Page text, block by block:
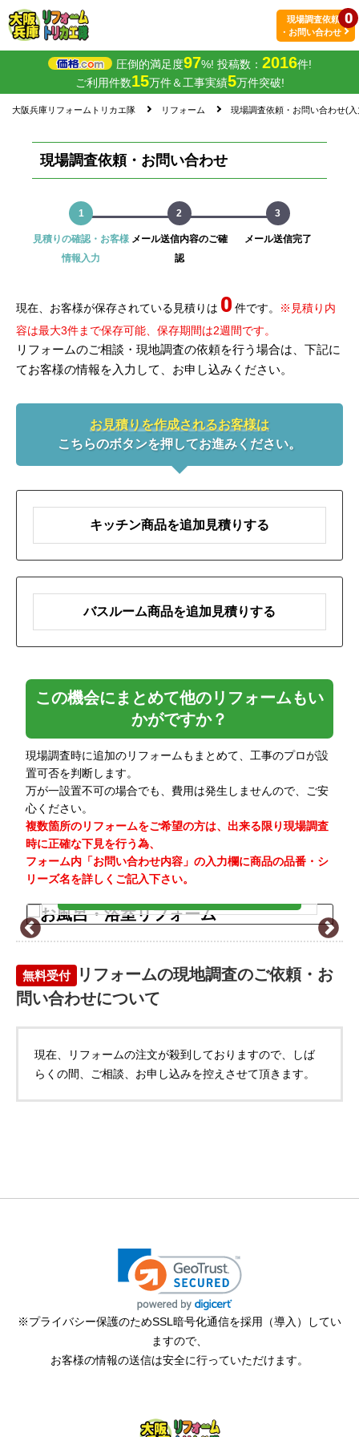
0
現場調査依頼
・お問い合わせ
圧倒的満足度97%! 投稿数： 2016件!
ご利用件数15万件＆工事実績5万件突破!
大阪兵庫リフォームトリカエ隊 リフォーム 現場調査依頼・お問い合わせ(
現場調査依頼・お問い合わせ
1
見積りの確認・お客様
情報入力
2
メール送信内容のご確
認
3
メール送信完了
現在、お客様が保存されている見積りは 0 件です。
※見積り内
容は最大3件まで保存可能、保存期間は2週間です。
リフォームのご相談・現地調査の依頼を行う場合は、下記に
てお客様の情報を入力して、お申し込みください。
お見積りを作成されるお客様は
こちらのボタンを押してお進みください。
キッチン商品を追加見積りする
バスルーム商品を追加見積りする
この機会にまとめて他のリフォームもい
かがですか？
現場調査時に追加のリフォームもまとめて、工事のプロが設
置可否を判断します。
万が一設置不可の場合でも、費用は発生しませんので、ご安
心ください。
複数箇所のリフォームをご希望の方は、出来る限り現場調査
時に正確な下見を行う為、
フォーム内「お問い合わせ内容」の入力欄に商品の品番・シ
リーズ名を詳しくご記入下さい。
お風呂・浴室
リフォーム
無料受付
リフォームの現地調査のご依頼・お
問い合わせについて
現在、リフォームの注文が殺到しておりますので、しば
らくの間、ご相談、お申し込みを控えさせて頂きます。
※プライバシー保護のためSSL暗号化通信を採用（導入）してい
ますので、
お客様の情報の送信は安全に行っていただけます。